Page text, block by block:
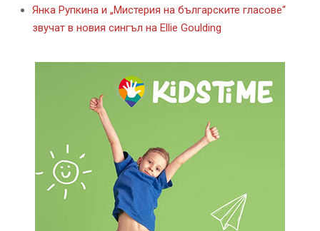
Янка Рупкина и „Мистерия на българските гласове“
звучат в новия сингъл на Ellie Goulding